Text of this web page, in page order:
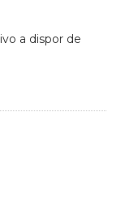
a dispor de